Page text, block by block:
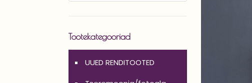
Tootekategooriad
UUED RENDITOOTED